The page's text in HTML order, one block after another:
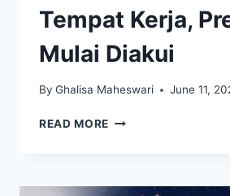
Tempat Kerja,
Mulai Diakui
By Ghalisa Maheswari June 11,
READ MORE VIRGO
BERSINAR